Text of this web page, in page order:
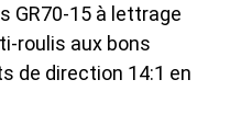
GR70-15 à lettrage
roulis aux bons
de direction 14:1 en